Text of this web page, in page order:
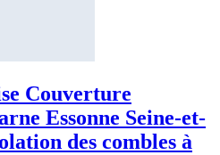
Couverture
Essonne Seine-et-
des combles à